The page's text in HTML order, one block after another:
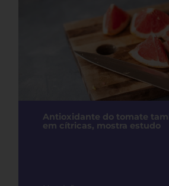
Antioxidante do tomate
em cítricas, mostra estudo